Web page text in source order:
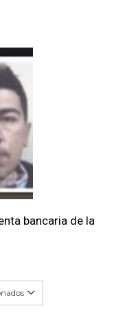
bancaria de la